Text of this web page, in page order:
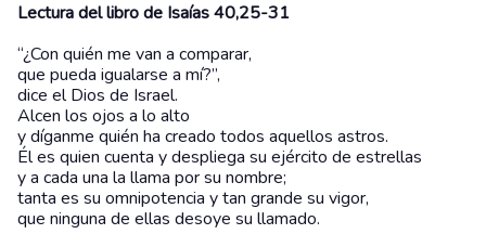
Lectura del libro de Isaías 40,25-31
“¿Con quién me van a comparar,
que pueda igualarse a mí?”,
dice el Dios de Israel.
Alcen los ojos a lo alto
y díganme quién ha creado todos aquellos astros.
Él es quien cuenta y despliega su ejército de estrellas
y a cada una la llama por su nombre;
tanta es su omnipotencia y tan grande su vigor,
que ninguna de ellas desoye su llamado.